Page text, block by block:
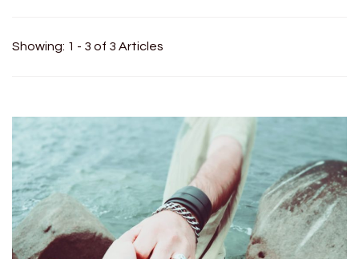
Showing: 1 - 3 of 3 Articles